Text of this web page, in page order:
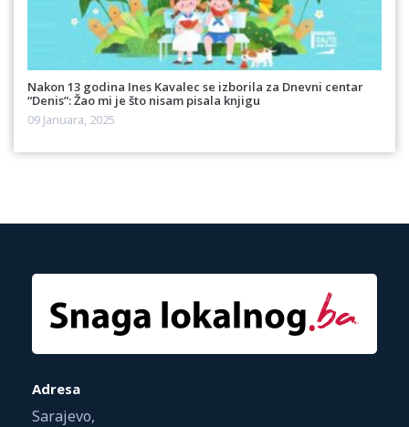
Nakon 13 godina Ines Kavalec se izborila za Dnevni centar
“Denis”: Žao mi je što nisam pisala knjigu
09 Januara, 2025
Adresa
Sarajevo,